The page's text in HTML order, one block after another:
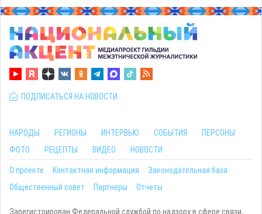
ПОДПИСАТЬСЯ НА НОВОСТИ
НАРОДЫ РЕГИОНЫ ИНТЕРВЬЮ СОБЫТИЯ
ПЕРСОНЫ
ФОТО
РЕЦЕПТЫ ВИДЕО НОВОСТИ
О проекте Контактная информация
Законодательная база
Общественный совет
Партнеры Отчеты
Зарегистрирован Федеральной службой по надзору в сфере связи,